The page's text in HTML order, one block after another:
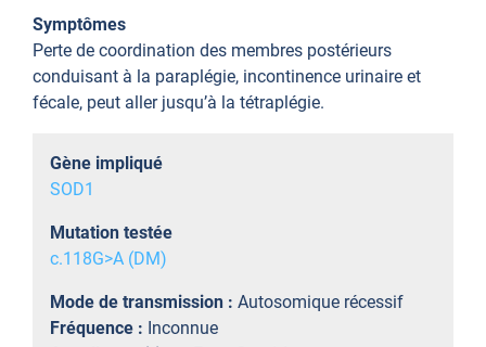
Symptômes
Perte de coordination des membres postérieurs
conduisant à la paraplégie, incontinence urinaire et
fécale, peut aller jusqu’à la tétraplégie.
Gène impliqué
SOD1
Mutation testée
c.118G>A (DM)
Mode de transmission : Autosomique récessif
Fréquence : Inconnue